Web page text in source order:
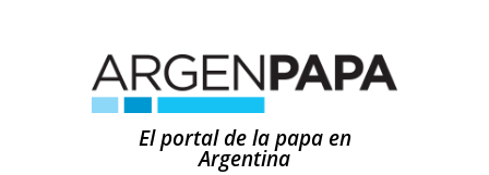
El portal de la papa en
Argentina